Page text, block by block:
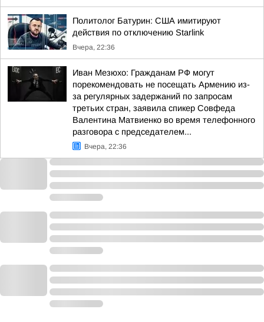
Политолог Батурин: США имитируют
действия по отключению Starlink
Вчера, 22:36
Иван Мезюхо: Гражданам РФ могут
порекомендовать не посещать Армению из-
за регулярных задержаний по запросам
третьих стран, заявила спикер Совфеда
Валентина Матвиенко во время телефонного
разговора с председателем...
Вчера, 22:36